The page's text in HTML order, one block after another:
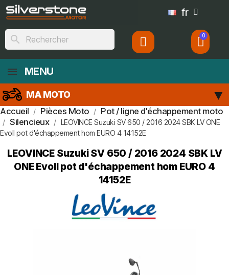
fr
search
MENU
MA MOTO
Accueil Pièces Moto
Pot / ligne d'échappement moto
Silencieux
LEOVINCE Suzuki SV 650 / 2016 2024 SBK LV ONE
EvoII pot d'échappement hom EURO 4 14152E
LEOVINCE Suzuki SV 650 / 2016 2024 SBK LV
ONE EvoII pot d'échappement hom EURO 4
14152E